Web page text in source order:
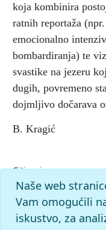
koja kombinira
ratnih reportaža
emocionalno
bombardiranja) te
svastike na jezeru
dugih, povremeno
dojmljivo dočarava
B. Kragić
Citiranje:
Njemačka, blijeda
izdanje.
Leksikografski
Pristupljeno 8.8.2026.
<https://film.lzmk.hr/
Naše web
Vam omogućili
iskustvo, za